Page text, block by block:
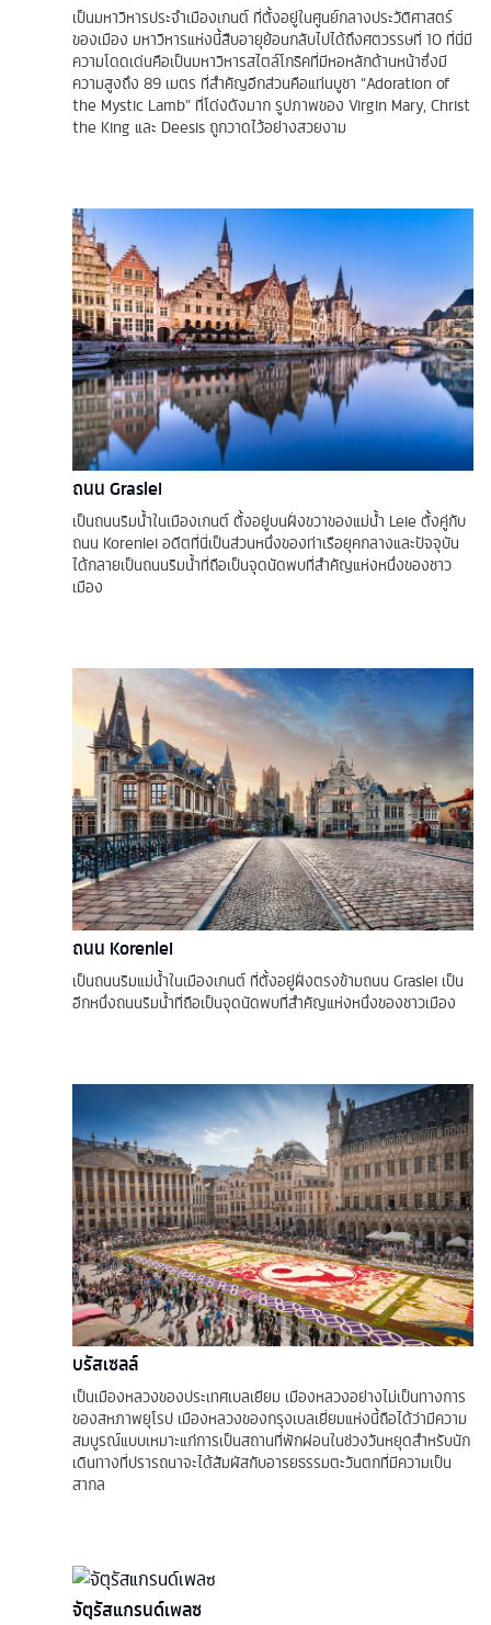
เป็นมหาวิหารประจำเมืองเกนต์ ที่ตั้งอยู่ในศูนย์กลางประวัติศาสตร์
ของเมือง มหาวิหารแห่งนี้สืบอายุย้อนกลับไปได้ถึงศตวรรษที่ 10 ที่นี่มี
ความโดดเด่นคือเป็นมหาวิหารสไตล์โกธิคที่มีหอหลักด้านหน้าซึ่งมี
ความสูงถึง 89 เมตร ที่สำคัญอีกส่วนคือแท่นบูชา “Adoration of
the Mystic Lamb” ที่โด่งดังมาก รูปภาพของ Virgin Mary, Christ
the King และ Deesis ถูกวาดไว้อย่างสวยงาม
ถนน Graslei
เป็นถนนริมน้ำในเมืองเกนต์ ตั้งอยู่บนฝั่งขวาของแม่น้ำ Leie ตั้งคู่กับ
ถนน Korenlei อดีตที่นี่เป็นส่วนหนึ่งของท่าเรือยุคกลางและปัจจุบัน
ได้กลายเป็นถนนริมน้ำที่ถือเป็นจุดนัดพบที่สำคัญแห่งหนึ่งของชาว
เมือง
ถนน Korenlei
เป็นถนนริมแม่น้ำในเมืองเกนต์ ที่ตั้งอยู่ฝั่งตรงข้ามถนน Graslei เป็น
อีกหนึ่งถนนริมน้ำที่ถือเป็นจุดนัดพบที่สำคัญแห่งหนึ่งของชาวเมือง
บรัสเซลล์
เป็นเมืองหลวงของประเทศเบลเยียม เมืองหลวงอย่างไม่เป็นทางการ
ของสหภาพยุโรป เมืองหลวงของกรุงเบลเยี่ยมแห่งนี้ถือได้ว่ามีความ
สมบูรณ์แบบเหมาะแก่การเป็นสถานที่พักผ่อนในช่วงวันหยุดสำหรับนัก
เดินทางที่ปรารถนาจะได้สัมผัสกับอารยธรรมตะวันตกที่มีความเป็น
สากล
จัตุรัสแกรนด์เพลซ